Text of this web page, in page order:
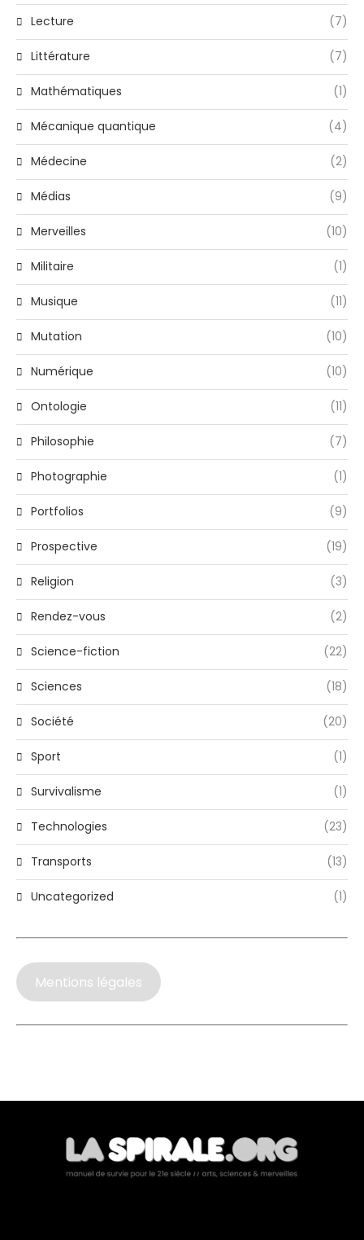
Lecture (7)
Littérature (7)
Mathématiques (1)
Mécanique quantique (4)
Médecine (2)
Médias (9)
Merveilles (10)
Militaire (1)
Musique (11)
Mutation (10)
Numérique (10)
Ontologie (11)
Philosophie (7)
Photographie (1)
Portfolios (9)
Prospective (19)
Religion (3)
Rendez-vous (2)
Science-fiction (22)
Sciences (18)
Société (20)
Sport (1)
Survivalisme (1)
Technologies (23)
Transports (13)
Uncategorized (1)
Mentions légales